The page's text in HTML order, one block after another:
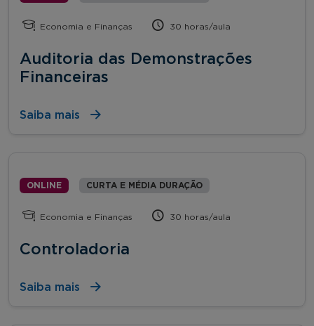
Economia e Finanças 30 horas/aula
Auditoria das Demonstrações
Financeiras
Saiba mais
ONLINE CURTA E MÉDIA DURAÇÃO
Economia e Finanças 30 horas/aula
Controladoria
Saiba mais